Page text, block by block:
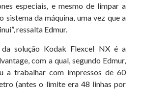
especiais, e mesmo de limpar a
sistema da máquina, uma vez que a
ressalta Edmur.
solução Kodak Flexcel NX é a
com a qual, segundo Edmur,
a trabalhar com impressos de 60
(antes o limite era 48 linhas por